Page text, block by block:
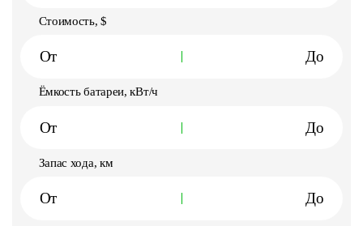
Стоимость, $
Ёмкость батареи, кВт/ч
Запас хода, км